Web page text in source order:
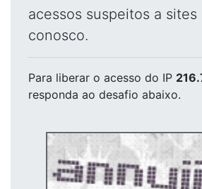
acessos suspeitos a sites
conosco.
Para liberar o acesso do IP
responda ao desafio abaixo.